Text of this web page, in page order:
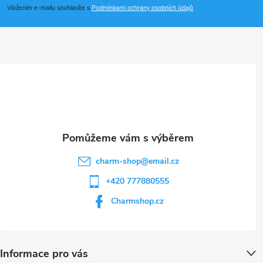
i
s
pVložením e-mailu souhlasíte s Podmínkami ochrany osobních údajů
charm-shop@email.cz
+420 777880555
Charmshop.cz
Informace pro vás